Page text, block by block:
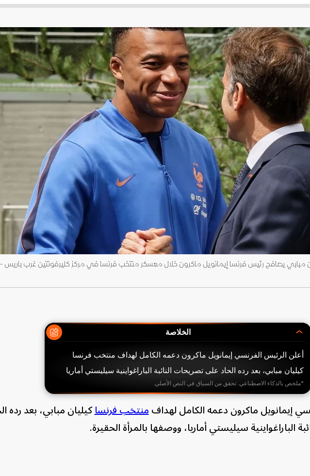
تصفيات أفريقيا لكأس العالم
الدوري الإنجليزي الممتاز
ليون
أمين غويري
الخلاصة
أعلن الرئيس الفرنسي إيمانويل ماكرون دعمه الكامل لهداف منتخب فرنسا
كيليان مبابي، بعد رده الحاد على تصريحات النائبة الباراغواينية سيليستي أماريا
*ملخص بالذكاء الاصطناعي. تحقق من السياق في النص الأصلي.
إيمانويل ماكرون دعمه الكامل لهدافمنتخب فرنساكيليان مبابي، بعد رده
الباراغواينية سيليستي أماريا، ووصفها بالمرأة الحقيرة.